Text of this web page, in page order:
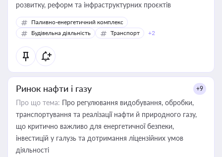
розвитку, реформ та інфраструктурних проєктів
Паливно-енергетичний комплекс
Будівельна діяльність
Транспорт +2
Ринок нафти і газу +9
Про що тема: Про регулювання видобування, обробки,
транспортування та реалізації нафти й природного газу,
що критично важливо для енергетичної безпеки,
інвестицій у галузь та дотримання ліцензійних умов
діяльності